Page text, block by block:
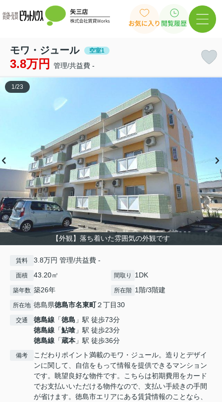
お気に入り 閲覧履歴
モワ・ジュール 空室1
3.8万円 管理/共益費 -
【外観】落ち着いた雰囲気の外観です
1/23
賃料 3.8万円 管理/共益費 -
面積 43.20㎡ 間取り 1DK
築年数 築26年 所在階 1階/3階建
所在地 徳島県徳島市名東町２丁目30
交通 徳島線 「徳島 」駅 徒歩73分
徳島線 「鮎喰 」駅 徒歩23分
徳島線 「蔵本 」駅 徒歩36分
備考
こだわりポイント満載のモワ・ジュール。造りとデザイ
ンに関して、自信をもって情報を提供できるマンション
です。眺望良好な物件です。こちらは初期費用をカード
でお支払いいただける物件なので、支払い手続きの手間
が省けます。徳島市エリアにある賃貸情報のことなら、